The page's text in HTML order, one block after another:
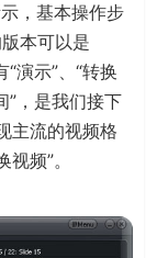
，基本操作步
本可以是
示”、“转换
”，是我们接下
主流的视频格
频”。